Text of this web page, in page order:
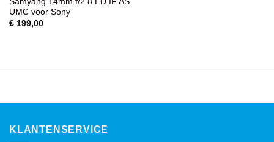
WENSENLIJST
UMC voor Sony
€199,00
KLANTENSERVICE